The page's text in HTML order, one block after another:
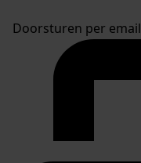
Doorsturen per email